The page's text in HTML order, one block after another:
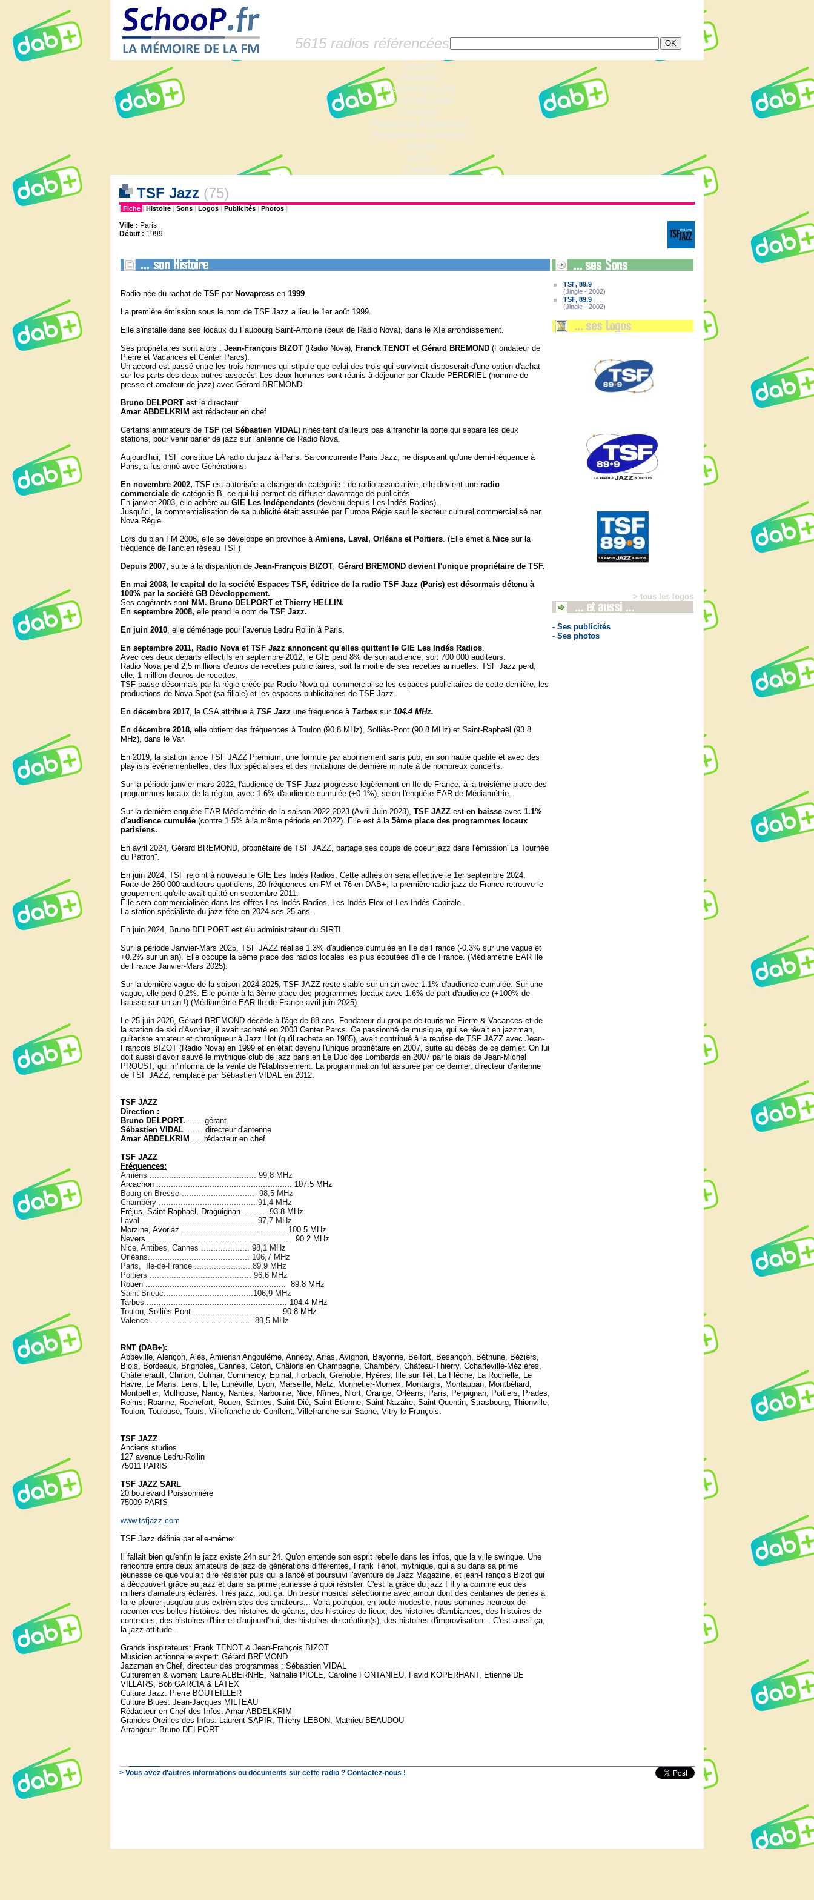
5615 radios référencées
Accueil
Dossiers
Histoire de la FM
Les fiches radio
Sondages
Anciennes fréquences
Fréquences actuelles
Lexique
Liens
Contact
TSF Jazz (75)
| Fiche | Histoire | Sons | Logos | Publicités | Photos |
Ville : Paris
Début : 1999
Radio née du rachat de TSF par Novapress en 1999.
La première émission sous le nom de TSF Jazz a lieu le 1er août 1999.
Elle s'installe dans ses locaux du Faubourg Saint-Antoine (ceux de Radio Nova), dans le XIe arrondissement.
Ses propriétaires sont alors : Jean-François BIZOT (Radio Nova), Franck TENOT et Gérard BREMOND (Fondateur de
Pierre et Vacances et Center Parcs).
Un accord est passé entre les trois hommes qui stipule que celui des trois qui survivrait disposerait d'une option d'achat
sur les parts des deux autres assocés. Les deux hommes sont réunis à déjeuner par Claude PERDRIEL (homme de
presse et amateur de jazz) avec Gérard BREMOND.
Bruno DELPORT est le directeur
Amar ABDELKRIM est rédacteur en chef
Certains animateurs de TSF (tel Sébastien VIDAL) n'hésitent d'ailleurs pas à franchir la porte qui sépare les deux
stations, pour venir parler de jazz sur l'antenne de Radio Nova.
Aujourd'hui, TSF constitue LA radio du jazz à Paris. Sa concurrente Paris Jazz, ne disposant qu'une demi-fréquence à
Paris, a fusionné avec Générations.
En novembre 2002, TSF est autorisée a changer de catégorie : de radio associative, elle devient une radio
commerciale de catégorie B, ce qui lui permet de diffuser davantage de publicités.
En janvier 2003, elle adhère au GIE Les Indépendants (devenu depuis Les Indés Radios).
Jusqu'ici, la commercialisation de sa publicité était assurée par Europe Régie sauf le secteur culturel commercialisé par
Nova Régie.
Lors du plan FM 2006, elle se développe en province à Amiens, Laval, Orléans et Poitiers. (Elle émet à Nice sur la
fréquence de l'ancien réseau TSF)
Depuis 2007, suite à la disparition de Jean-François BIZOT, Gérard BREMOND devient l'unique propriétaire de TSF.
En mai 2008, le capital de la société Espaces TSF, éditrice de la radio TSF Jazz (Paris) est désormais détenu à
100% par la société GB Développement.
Ses cogérants sont MM. Bruno DELPORT et Thierry HELLIN.
En septembre 2008, elle prend le nom de TSF Jazz.
En juin 2010, elle déménage pour l'avenue Ledru Rollin à Paris.
En septembre 2011, Radio Nova et TSF Jazz annoncent qu'elles quittent le GIE Les Indés Radios.
Avec ces deux départs effectifs en septembre 2012, le GIE perd 8% de son audience, soit 700 000 auditeurs.
Radio Nova perd 2,5 millions d'euros de recettes publicitaires, soit la moitié de ses recettes annuelles. TSF Jazz perd,
elle, 1 million d'euros de recettes.
TSF passe désormais par la régie créée par Radio Nova qui commercialise les espaces publicitaires de cette dernière, les
productions de Nova Spot (sa filiale) et les espaces publicitaires de TSF Jazz.
En décembre 2017, le CSA attribue àTSF Jazz une fréquence àTarbes sur104.4 MHz.
En décembre 2018, elle obtient des fréquences à Toulon (90.8 MHz), Solliès-Pont (90.8 MHz) et Saint-Raphaël (93.8
MHz), dans le Var.
En 2019, la station lance TSF JAZZ Premium, une formule par abonnement sans pub, en son haute qualité et avec des
playlists évènementielles, des flux spécialisés et des invitations de dernière minute à de nombreux concerts.
Sur la période janvier-mars 2022, l'audience de TSF Jazz progresse légèrement en Ile de France, à la troisième place des
programmes locaux de la région, avec 1.6% d'audience cumulée (+0.1%), selon l'enquête EAR de Médiamétrie.
Sur la dernière enquête EAR Médiamétrie de la saison 2022-2023 (Avril-Juin 2023), TSF JAZZ est en baisse avec 1.1%
d'audience cumulée (contre 1.5% à la même période en 2022). Elle est à la 5ème place des programmes locaux
parisiens.
En avril 2024, Gérard BREMOND, propriétaire de TSF JAZZ, partage ses coups de coeur jazz dans l'émission"La Tournée
du Patron".
En juin 2024, TSF rejoint à nouveau le GIE Les Indés Radios. Cette adhésion sera effective le 1er septembre 2024.
Forte de 260 000 auditeurs quotidiens, 20 fréquences en FM et 76 en DAB+, la première radio jazz de France retrouve le
groupement qu'elle avait quitté en septembre 2011.
Elle sera commercialisée dans les offres Les Indés Radios, Les Indés Flex et Les Indés Capitale.
La station spécialiste du jazz fête en 2024 ses 25 ans.
En juin 2024, Bruno DELPORT est élu administrateur du SIRTI.
Sur la période Janvier-Mars 2025, TSF JAZZ réalise 1.3% d'audience cumulée en Ile de France (-0.3% sur une vague et
+0.2% sur un an). Elle occupe la 5ème place des radios locales les plus écoutées d'Ile de France. (Médiamétrie EAR Ile
de France Janvier-Mars 2025).
Sur la dernière vague de la saison 2024-2025, TSF JAZZ reste stable sur un an avec 1.1% d'audience cumulée. Sur une
vague, elle perd 0.2%. Elle pointe à la 3ème place des programmes locaux avec 1.6% de part d'audience (+100% de
hausse sur un an !) (Médiamétrie EAR Ile de France avril-juin 2025).
Le 25 juin 2026, Gérard BREMOND décède à l'âge de 88 ans. Fondateur du groupe de tourisme Pierre & Vacances et de
la station de ski d'Avoriaz, il avait racheté en 2003 Center Parcs. Ce passionné de musique, qui se rêvait en jazzman,
guitariste amateur et chroniqueur à Jazz Hot (qu'il racheta en 1985), avait contribué à la reprise de TSF JAZZ avec Jean-
François BIZOT (Radio Nova) en 1999 et en était devenu l'unique propriétaire en 2007, suite au décès de ce dernier. On lui
doit aussi d'avoir sauvé le mythique club de jazz parisien Le Duc des Lombards en 2007 par le biais de Jean-Michel
PROUST, qui m'informa de la vente de l'établissement. La programmation fut assurée par ce dernier, directeur d'antenne
de TSF JAZZ, remplacé par Sébastien VIDAL en 2012.
TSF JAZZ
Direction :
Bruno DELPORT.........gérant
Sébastien VIDAL.........directeur d'antenne
Amar ABDELKRIM ......rédacteur en chef
TSF JAZZ
Fréquences:
Amiens ............................................ 99,8 MHz
Arcachon ........................................................ 107.5 MHz
Bourg-en-Bresse .............................. 98,5 MHz
Chambéry ........................................ 91,4 MHz
Fréjus, Saint-Raphaël, Draguignan ......... 93.8 MHz
Laval ............................................... 97,7 MHz
Morzine, Avoriaz ................................ .......... 100.5 MHz
Nevers .......................................................... 90.2 MHz
Nice, Antibes, Cannes .................... 98,1 MHz
Orléans.......................................... 106,7 MHz
Paris, Ile-de-France ....................... 89,9 MHz
Poitiers .......................................... 96,6 MHz
Rouen .......................................................... 89.8 MHz
Saint-Brieuc.....................................106,9 MHz
Tarbes .......................................................... 104.4 MHz
Toulon, Solliès-Pont .................................... 90.8 MHz
Valence........................................... 89,5 MHz
RNT (DAB+):
Abbeville, Alençon, Alès, Amiensn Angoulême, Annecy, Arras, Avignon, Bayonne, Belfort, Besançon, Béthune, Béziers,
Blois, Bordeaux, Brignoles, Cannes, Ceton, Châlons en Champagne, Chambéry, Château-Thierry, Ccharleville-Mézières,
Châtellerault, Chinon, Colmar, Commercy, Epinal, Forbach, Grenoble, Hyères, Ille sur Têt, La Flèche, La Rochelle, Le
Havre, Le Mans, Lens, Lille, Lunéville, Lyon, Marseille, Metz, Monnetier-Mornex, Montargis, Montauban, Montbéliard,
Montpellier, Mulhouse, Nancy, Nantes, Narbonne, Nice, Nîmes, Niort, Orange, Orléans, Paris, Perpignan, Poitiers, Prades,
Reims, Roanne, Rochefort, Rouen, Saintes, Saint-Dié, Saint-Etienne, Saint-Nazaire, Saint-Quentin, Strasbourg, Thionville,
Toulon, Toulouse, Tours, Villefranche de Conflent, Villefranche-sur-Saöne, Vitry le François.
TSF JAZZ
Anciens studios
127 avenue Ledru-Rollin
75011 PARIS
TSF JAZZ SARL
20 boulevard Poissonnière
75009 PARIS
www.tsfjazz.com
TSF Jazz définie par elle-même:
Il fallait bien qu'enfin le jazz existe 24h sur 24. Qu'on entende son esprit rebelle dans les infos, que la ville swingue. Une
rencontre entre deux amateurs de jazz de générations différentes, Frank Ténot, mythique, qui a su dans sa prime
jeunesse ce que voulait dire résister puis qui a lancé et poursuivi l'aventure de Jazz Magazine, et jean-François Bizot qui
a déccouvert grâce au jazz et dans sa prime jeunesse à quoi résister. C'est la grâce du jazz ! Il y a comme eux des
milliers d'amateurs éclairés. Très jazz, tout ça. Un trésor musical sélectionné avec amour dont des centaines de perles à
faire pleurer jusqu'au plus extrémistes des amateurs... Voilà pourquoi, en toute modestie, nous sommes heureux de
raconter ces belles histoires: des histoires de géants, des histoires de lieux, des histoires d'ambiances, des histoires de
contextes, des histoires d'hier et d'aujourd'hui, des histoires de création(s), des histoires d'improvisation... C'est aussi ça,
la jazz attitude...
Grands inspirateurs: Frank TENOT & Jean-François BIZOT
Musicien actionnaire expert: Gérard BREMOND
Jazzman en Chef, directeur des programmes : Sébastien VIDAL
Culturemen & women: Laure ALBERNHE, Nathalie PIOLE, Caroline FONTANIEU, Favid KOPERHANT, Etienne DE
VILLARS, Bob GARCIA & LATEX
Culture Jazz: Pierre BOUTEILLER
Culture Blues: Jean-Jacques MILTEAU
Rédacteur en Chef des Infos: Amar ABDELKRIM
Grandes Oreilles des Infos: Laurent SAPIR, Thierry LEBON, Mathieu BEAUDOU
Arrangeur: Bruno DELPORT
TSF, 89.9
(Jingle - 2002)
TSF, 89.9
(Jingle - 2002)
> tous les logos
- Ses publicités
- Ses photos
> Vous avez d'autres informations ou documents sur cette radio ? Contactez-nous !